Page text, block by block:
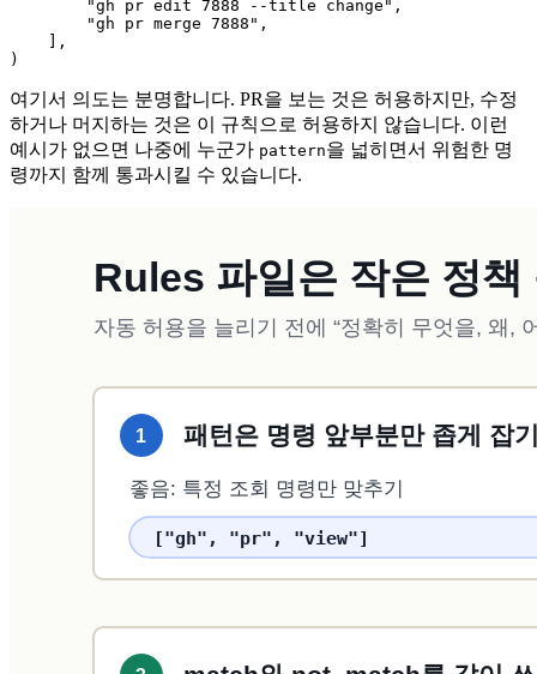
        "gh pr edit 7888 --title change",
        "gh pr merge 7888",
    ],
)
여기서 의도는 분명합니다. PR을 보는 것은 허용하지만, 수정
하거나 머지하는 것은 이 규칙으로 허용하지 않습니다. 이런
예시가 없으면 나중에 누군가 pattern을 넓히면서 위험한 명
령까지 함께 통과시킬 수 있습니다.